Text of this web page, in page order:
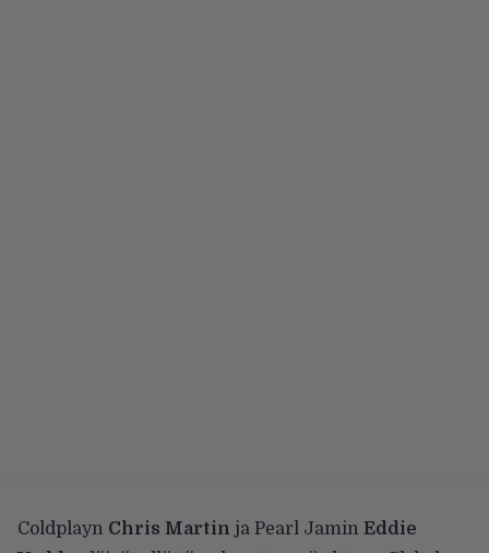
Coldplayn Chris Martin ja Pearl Jamin Eddie